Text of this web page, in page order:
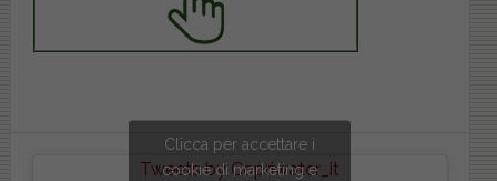
Tweets by Copriwater_it
Clicca per accettare i
cookie di marketing e